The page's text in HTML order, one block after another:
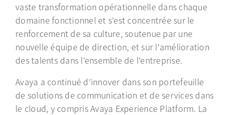
vaste transformation opérationnelle dans chaque
domaine fonctionnel et s'est concentrée sur le
renforcement de sa culture, soutenue par une
nouvelle équipe de direction, et sur l'amélioration
des talents dans l'ensemble de l'entreprise.
Avaya a continué d'innover dans son portefeuille
de solutions de communication et de services dans
le cloud, y compris Avaya Experience Platform. La